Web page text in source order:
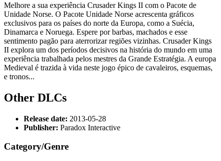
Melhore a sua experiência Crusader Kings II com o Pacote de
Unidade Norse. O Pacote Unidade Norse acrescenta gráficos
exclusivos para os países do norte da Europa, como a Suécia,
Dinamarca e Noruega. Espere por barbas, machados e esse
sentimento pagão para aterrorizar regiões vizinhas. Crusader Kings
II explora um dos períodos decisivos na história do mundo em uma
experiência trabalhada pelos mestres da Grande Estratégia. A europa
Medieval é trazida à vida neste jogo épico de cavaleiros, esquemas,
e tronos...
Other DLCs
Release date: 2013-05-28
Publisher: Paradox Interactive
Category/Genre